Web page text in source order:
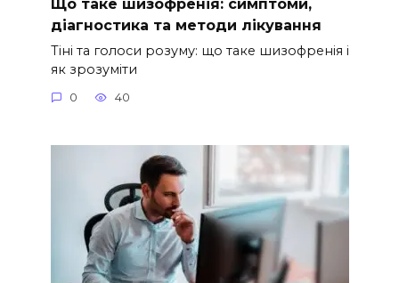
Що таке шизофренія: симптоми,
діагностика та методи лікування
Тіні та голоси розуму: що таке шизофренія і
як зрозуміти
0 40